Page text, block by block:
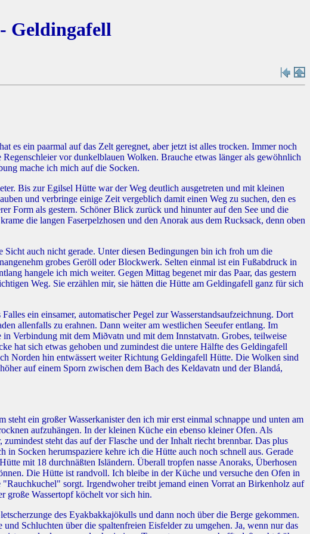
Geldingafell
es ein paarmal auf das Zelt geregnet, aber jetzt ist alles trocken. Immer noch
vor dunkelblauen Wolken. Brauche etwas länger als gewöhnlich
mache ich mich auf die Socken.
Bis zur Egilsel Hütte war der Weg deutlich ausgetreten und mit kleinen
und verbringe einige Zeit vergeblich damit einen Weg zu suchen, den es
Form als gestern. Schöner Blick zurück und hinunter auf den See und die
die langen Faserpelzhosen und den Anorak aus dem Rucksack, denn oben
auch nicht gerade. Unter diesen Bedingungen bin ich froh um die
grobes Geröll oder Blockwerk. Selten einmal ist ein Fußabdruck in
hangele ich mich weiter. Gegen Mittag begenet mir das Paar, das gestern
Weg. Sie erzählen mir, sie hätten die Hütte am Geldingafell ganz für sich
ein einsamer, automatischer Pegel zur Wasserstandsaufzeichnung. Dort
allenfalls zu erahnen. Dann weiter am westlichen Seeufer entlang. Im
Verbindung mit dem Miðvatn und mit dem Innstatvatn. Grobes, teilweise
hat sich etwas gehoben und zumindest die untere Hälfte des Geldingafell
Norden hin entwässert weiter Richtung Geldingafell Hütte. Die Wolken sind
auf einem Sporn zwischen dem Bach des Keldavatn und der Blandá,
ein großer Wasserkanister den ich mir erst einmal schnappe und unten am
aufzuhängen. In der kleinen Küche ein ebenso kleiner Ofen. Als
steht das auf der Flasche und der Inhalt riecht brennbar. Das plus
Socken herumspaziere kehre ich die Hütte auch noch schnell aus. Gerade
mit 18 durchnäßten Isländern. Überall tropfen nasse Anoraks, Überhosen
Die Hütte ist randvoll. Ich bleibe in der Küche und versuche den Ofen in
sorgt. Irgendwoher treibt jemand einen Vorrat an Birkenholz auf
große Wassertopf köchelt vor sich hin.
des Eyakbakkajökulls und dann noch über die Berge gekommen.
Schluchten über die spaltenfreien Eisfelder zu umgehen. Ja, wenn nur das